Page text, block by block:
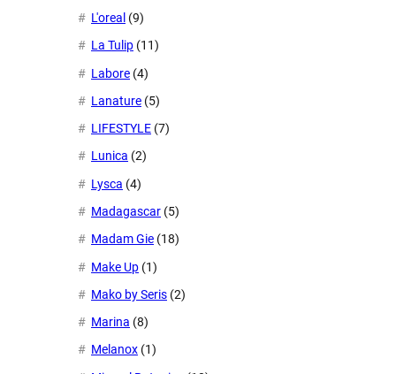
L'oreal (9)
La Tulip (11)
Labore (4)
Lanature (5)
LIFESTYLE (7)
Lunica (2)
Lysca (4)
Madagascar (5)
Madam Gie (18)
Make Up (1)
Mako by Seris (2)
Marina (8)
Melanox (1)